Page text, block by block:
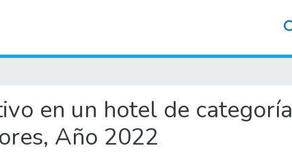
en un hotel de categoría
Año 2022